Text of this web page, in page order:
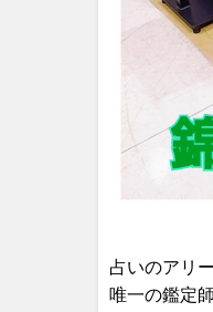
占いのアリ
唯一の鑑定